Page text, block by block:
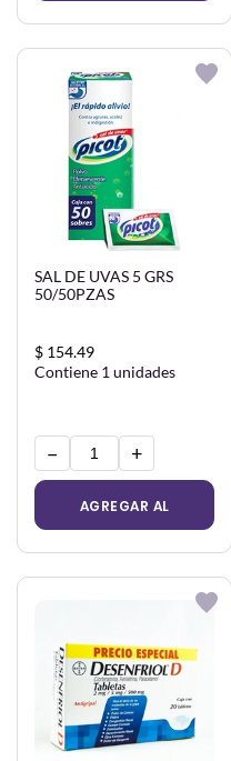
CARRITO
SAL DE UVAS 5 GRS
50/50PZAS
$ 154.49
Contiene 1 unidades
− +
AGREGAR AL
CARRITO